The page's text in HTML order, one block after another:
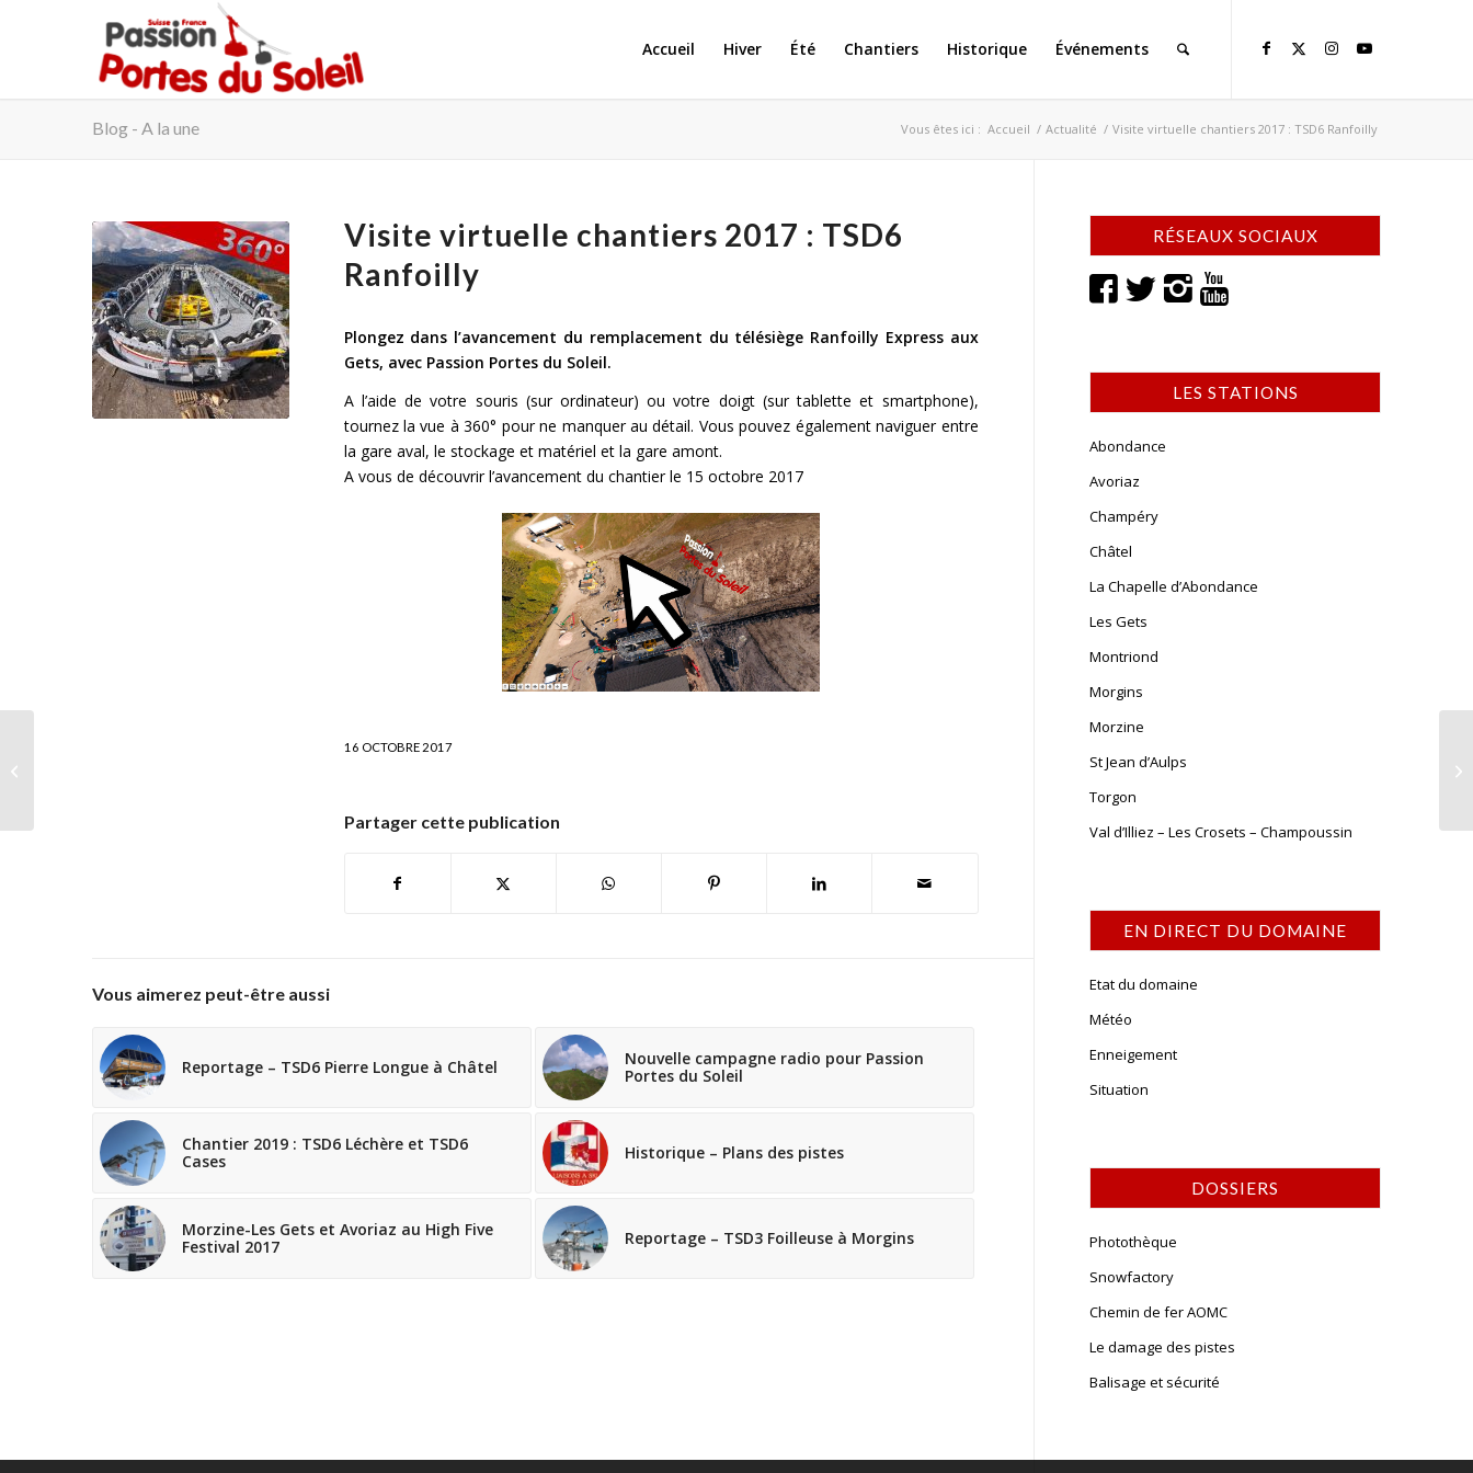
Accueil Hiver Été Chantiers Historique Événements
Blog - A la une Vous êtes ici : Accueil / Actualité / Visite virtuelle chantiers 2017 : TSD6 Ranfoilly
Visite virtuelle chantiers 2017 : TSD6
Ranfoilly
Plongez dans l’avancement du remplacement du télésiège Ranfoilly Express aux
Gets, avec Passion Portes du Soleil.
A l’aide de votre souris (sur ordinateur) ou votre doigt (sur tablette et smartphone),
tournez la vue à 360° pour ne manquer au détail. Vous pouvez également naviguer entre
la gare aval, le stockage et matériel et la gare amont.
A vous de découvrir l’avancement du chantier le 15 octobre 2017
16 OCTOBRE 2017
Partager cette publication
Vous aimerez peut-être aussi
Reportage – TSD6 Pierre Longue à Châtel
Nouvelle campagne radio pour Passion
Portes du Soleil
Chantier 2019 : TSD6 Léchère et TSD6
Cases
Historique – Plans des pistes
Morzine-Les Gets et Avoriaz au High Five
Festival 2017
Reportage – TSD3 Foilleuse à Morgins
RÉSEAUX SOCIAUX
LES STATIONS
Abondance
Avoriaz
Champéry
Châtel
La Chapelle d’Abondance
Les Gets
Montriond
Morgins
Morzine
St Jean d’Aulps
Torgon
Val d’Illiez – Les Crosets – Champoussin
EN DIRECT DU DOMAINE
Etat du domaine
Météo
Enneigement
Situation
DOSSIERS
Photothèque
Snowfactory
Chemin de fer AOMC
Le damage des pistes
Balisage et sécurité